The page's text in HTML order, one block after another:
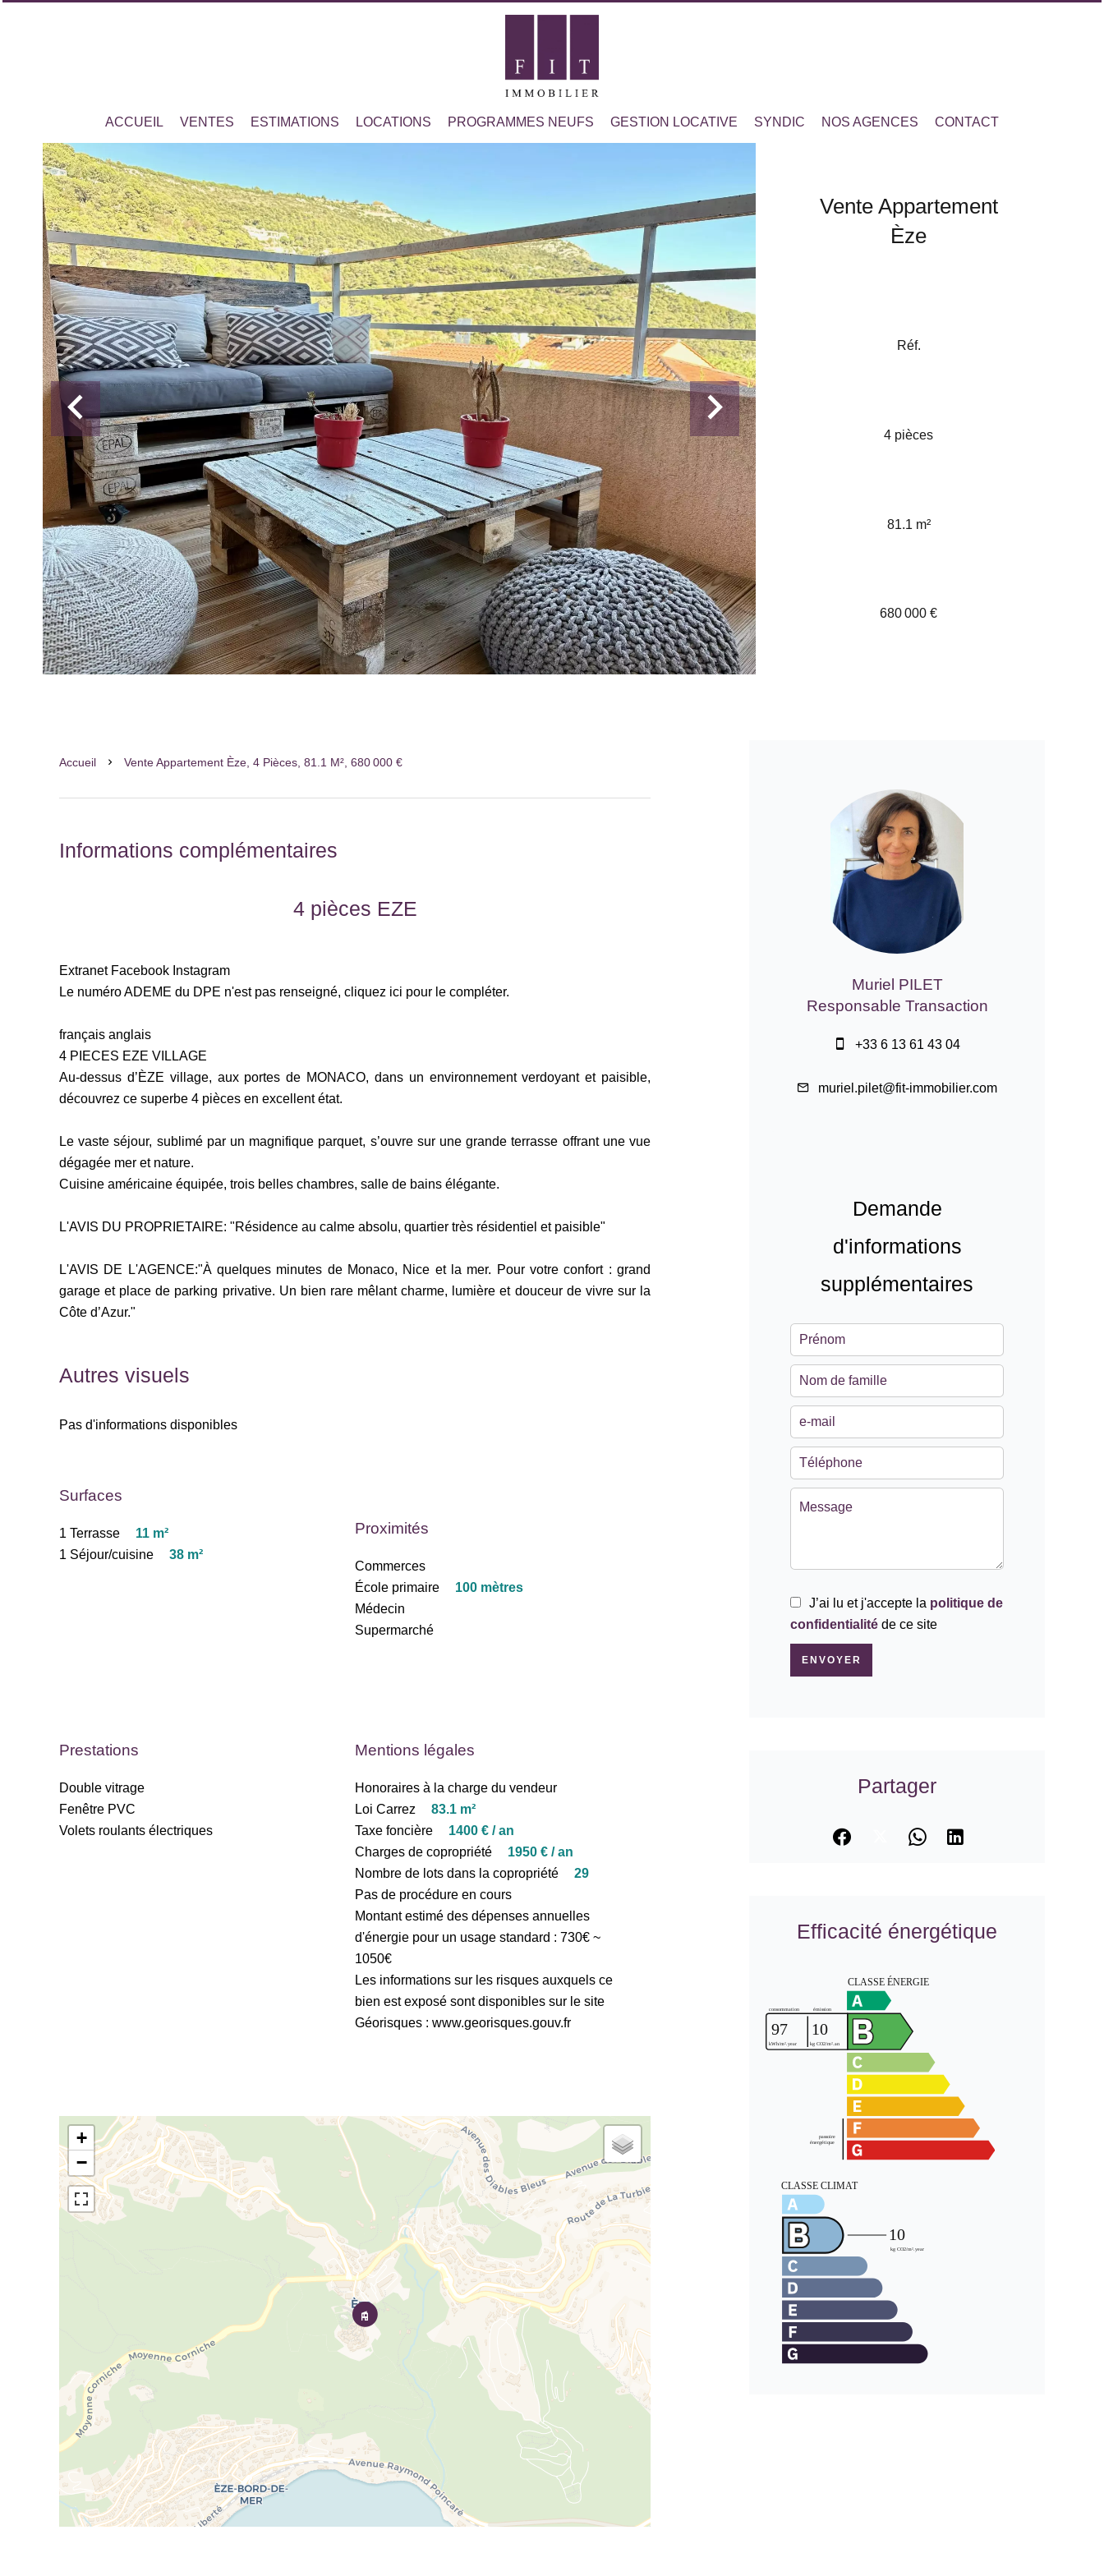
ACCUEIL VENTES ESTIMATIONS LOCATIONS PROGRAMMES NEUFS GESTION LOCATIVE SYNDIC NOS AGENCES CONTACT
Vente Appartement
Èze
Réf.
4 pièces
81.1 m²
680 000 €
Accueil Vente Appartement Èze, 4 Pièces, 81.1 M², 680 000 €
Informations complémentaires
4 pièces EZE
Extranet Facebook Instagram
Le numéro ADEME du DPE n'est pas renseigné, cliquez ici pour le compléter.
français anglais
4 PIECES EZE VILLAGE
Au-dessus d’ÈZE village, aux portes de MONACO, dans un environnement verdoyant et paisible,
découvrez ce superbe 4 pièces en excellent état.
Le vaste séjour, sublimé par un magnifique parquet, s’ouvre sur une grande terrasse offrant une vue
dégagée mer et nature.
Cuisine américaine équipée, trois belles chambres, salle de bains élégante.
L'AVIS DU PROPRIETAIRE: "Résidence au calme absolu, quartier très résidentiel et paisible"
L'AVIS DE L'AGENCE:"À quelques minutes de Monaco, Nice et la mer. Pour votre confort : grand
garage et place de parking privative. Un bien rare mêlant charme, lumière et douceur de vivre sur la
Côte d’Azur."
Autres visuels
Pas d'informations disponibles
Surfaces
1 Terrasse
11 m²
1 Séjour/cuisine
38 m²
Proximités
Commerces
École primaire
100 mètres
Médecin
Supermarché
Prestations
Double vitrage
Fenêtre PVC
Volets roulants électriques
Mentions légales
Honoraires à la charge du vendeur
Loi Carrez
83.1 m²
Taxe foncière
1400 € / an
Charges de copropriété
1950 € / an
Nombre de lots dans la copropriété
29
Pas de procédure en cours
Montant estimé des dépenses annuelles
d'énergie pour un usage standard : 730€ ~
1050€
Les informations sur les risques auxquels ce
bien est exposé sont disponibles sur le site
Géorisques : www.georisques.gouv.fr
+
−
Muriel PILET
Responsable Transaction
+33 6 13 61 43 04
muriel.pilet@fit-immobilier.com
Demande
d'informations
supplémentaires
J’ai lu et j'accepte la politique de
confidentialité de ce site
ENVOYER
Partager
Efficacité énergétique